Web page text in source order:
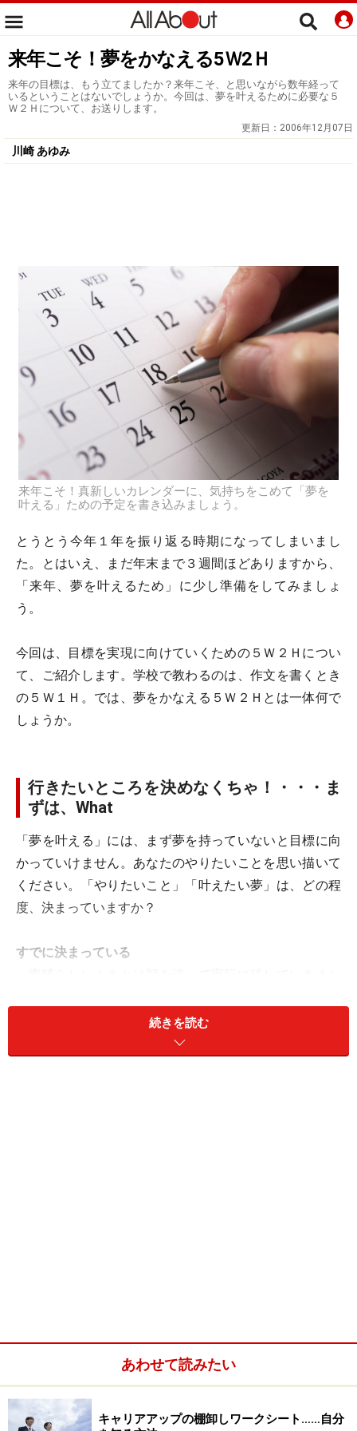
来年こそ！夢をかなえる5Ｗ2Ｈ
来年の目標は、もう立てましたか？来年こそ、と思いながら数年経って
いるということはないでしょうか。今回は、夢を叶えるために必要な５
Ｗ２Ｈについて、お送りします。
更新日： 2006年12月07日
川崎 あゆみ
来年こそ！真新しいカレンダーに、気持ちをこめて「夢を
叶える」ための予定を書き込みましょう。
とうとう今年１年を振り返る時期になってしまいまし
た。とはいえ、まだ年末まで３週間ほどありますから、
「来年、夢を叶えるため」に少し準備をしてみましょ
う。
今回は、目標を実現に向けていくための５Ｗ２Ｈについ
て、ご紹介します。学校で教わるのは、作文を書くとき
の５Ｗ１Ｈ。では、夢をかなえる５Ｗ２Ｈとは一体何で
しょうか。
行きたいところを決めなくちゃ！・・・ま
ずは、What
「夢を叶える」には、まず夢を持っていないと目標に向
かっていけません。あなたのやりたいことを思い描いて
ください。「やりたいこと」「叶えたい夢」は、どの程
度、決まっていますか？
すでに決まっている
まだ決まっていないけれども、なんとなく見えてきた
ま書いてみましょう。テレビを見ていて、アンテナに引
っかかった言葉でもいいですし、新聞や雑誌を読んでい
て、目が思わずパっと行ってしまった記事の内容などで
いいですよ。
続きを読む
あわせて読みたい
キャリアアップの棚卸しワークシート……自分